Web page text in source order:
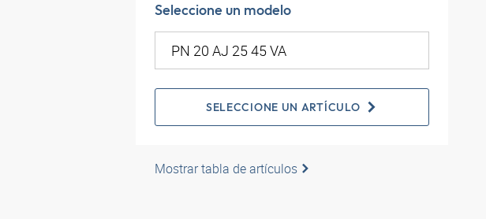
Seleccione un modelo
SELECCIONE UN ARTÍCULO
Mostrar tabla de artículos